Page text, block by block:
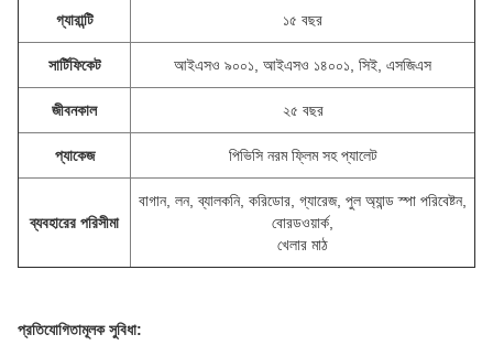
গ্যারান্টি ১৫ বছর
সার্টিফিকেট আইএসও ৯০০১, আইএসও ১৪০০১, সিই, এসজিএস
জীবনকাল ২৫ বছর
প্যাকেজ পিভিসি নরম ফ্লিম সহ প্যালেট
ব্যবহারের পরিসীমা
বাগান, লন, ব্যালকনি, করিডোর, গ্যারেজ, পুল অ্যান্ড স্পা পরিবেষ্টন,
বোরডওয়ার্ক,
খেলার মাঠ
প্রতিযোগিতামূলক সুবিধা: